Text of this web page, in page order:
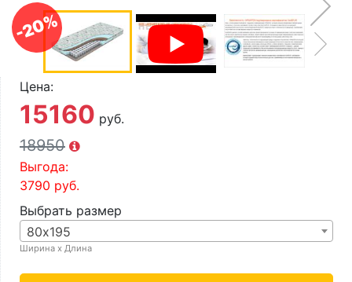
О компании
Контакты
Доставка по городу
-20%
Цена:
15160 руб.
18950
Выгода:
3790 руб.
Выбрать размер
80х195
Ширина х Длина